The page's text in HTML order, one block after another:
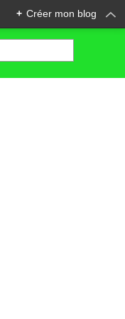
+ Créer mon blog